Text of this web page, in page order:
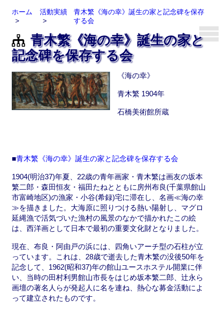
ホーム 活動実績
青木繁《海の幸》誕生の家と記念碑を保存
する会
青木繁《海の幸》誕生の家と
記念碑を保存する会
《海の幸》
青木繁 1904年
石橋美術館所蔵
■青木繁《海の幸》誕生の家と記念碑を保存する会
1904(明治37)年夏、22歳の青年画家・青木繁は画友の坂本
繁二郎・森田恒友・福田たねとともに房州布良(千葉県館山
市富崎地区)の漁家・小谷(希録)宅に滞在し、名画≪海の幸
≫を描きました。大海原に照りつける熱い陽射し、マグロ
延縄漁で活気づいた漁村の風景のなかで描かれたこの絵
は、西洋画として日本で最初の重要文化財となりました。
現在、布良・阿由戸の浜には、四角いアーチ型の石柱が立
っています。これは、28歳で逝去した青木繁の没後50年を
記念して、1962(昭和37)年の館山ユースホステル開業に伴
い、当時の田村利男館山市長をはじめ坂本繁二郎、辻永ら
画壇の著名人らが発起人に名を連ね、熱心な募金活動によ
って建立されたものです。